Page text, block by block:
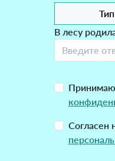
В лесу
Принимаю
Согласен